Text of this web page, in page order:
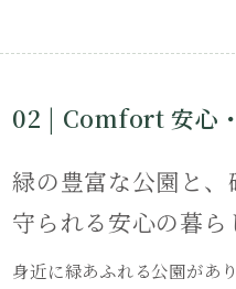
02 | Comfort 安心
緑の豊富な公園と、
守られる安心の暮ら
身近に緑あふれる公園があ